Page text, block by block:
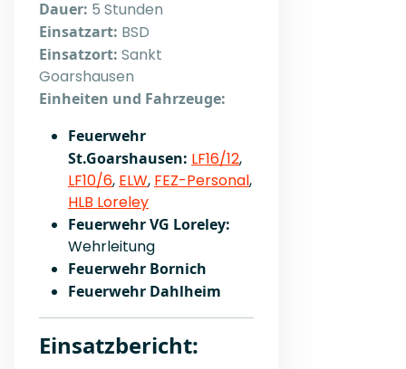
Dauer: 5 Stunden
Einsatzart: BSD
Einsatzort: Sankt
Goarshausen
Einheiten und Fahrzeuge:
Feuerwehr
St.Goarshausen: LF16/12,
LF10/6, ELW, FEZ-Personal,
HLB Loreley
Feuerwehr VG Loreley:
Wehrleitung
Feuerwehr Bornich
Feuerwehr Dahlheim
Einsatzbericht: